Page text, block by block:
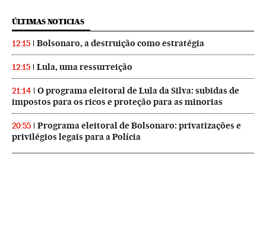
ÚLTIMAS NOTICIAS
12:15 Bolsonaro, a destruição como estratégia
12:15 Lula, uma ressurreição
21:14
O programa eleitoral de Lula da Silva: subidas de
impostos para os ricos e proteção para as minorias
20:55
Programa eleitoral de Bolsonaro: privatizações e
privilégios legais para a Polícia